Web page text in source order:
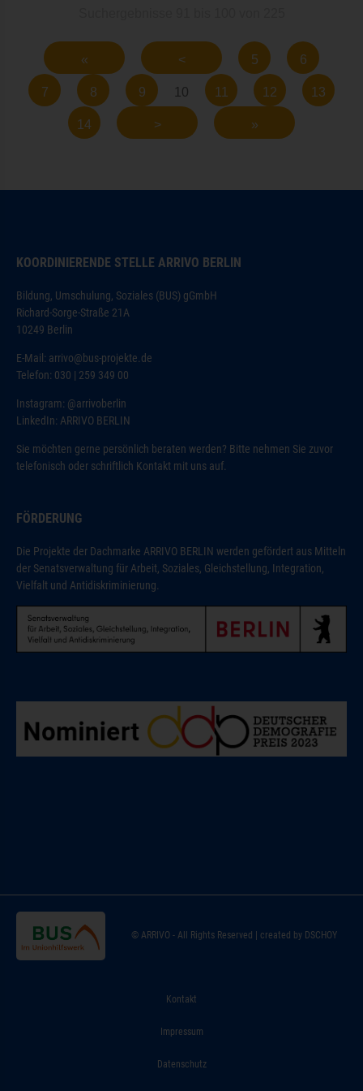
« < 5 6
7 8 9 10 11 12 13
14 > »
KOORDINIERENDE STELLE ARRIVO BERLIN
Bildung, Umschulung, Soziales (BUS) gGmbH
Richard-Sorge-Straße 21A
10249 Berlin
E-Mail: arrivo@bus-projekte.de
Telefon: 030 | 259 349 00
Instagram: @arrivoberlin
LinkedIn: ARRIVO BERLIN
Sie möchten gerne persönlich beraten werden? Bitte nehmen Sie zuvor
telefonisch oder schriftlich Kontakt mit uns auf.
FÖRDERUNG
Die Projekte der Dachmarke ARRIVO BERLIN werden gefördert aus Mitteln
der Senatsverwaltung für Arbeit, Soziales, Gleichstellung, Integration,
Vielfalt und Antidiskriminierung.
© ARRIVO - All Rights Reserved | created by DSCHOY
Kontakt
Impressum
Datenschutz